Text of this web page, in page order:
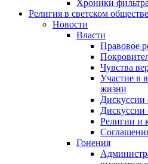
Хроники
Религия в светском обществе
Новости
Власти
Правовое
Чувства
Участие в
жизни
Дискуссии
Дискуссии
Религии и
Гонения